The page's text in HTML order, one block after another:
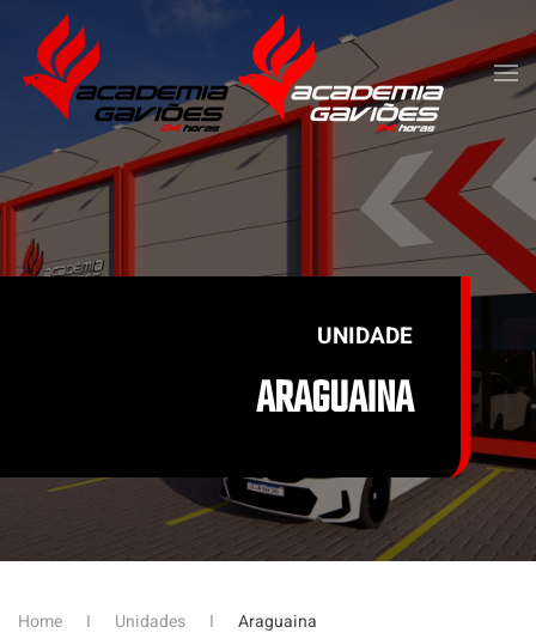
Skip to main content
UNIDADE
ARAGUAINA
Home Unidades Araguaina